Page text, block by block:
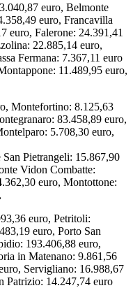
euro, Belmonte
euro, Francavilla
euro, Falerone: 24.391,41
22.885,14 euro,
Fermana: 7.367,11 euro
11.489,95 euro,
Montefortino: 8.125,63
83.458,89 euro,
5.708,30 euro,
Pietrangeli: 15.867,90
Vidon Combatte:
euro, Montottone:
euro, Petritoli:
euro, Porto San
193.406,88 euro,
in Matenano: 9.861,56
Servigliano: 16.988,67
Patrizio: 14.247,74 euro